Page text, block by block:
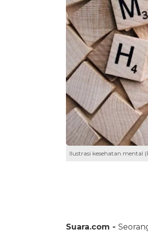
Ilustrasi kesehatan mental
Suara.com -